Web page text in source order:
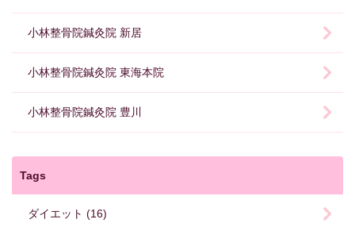
小林整骨院鍼灸院 新居
小林整骨院鍼灸院 東海本院
小林整骨院鍼灸院 豊川
Tags
ダイエット (16)